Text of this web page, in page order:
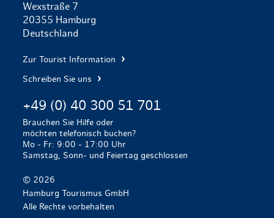
Wexstraße 7
20355 Hamburg
Deutschland
Zur Tourist Information
Schreiben Sie uns
+49 (0) 40 300 51 701
Brauchen Sie Hilfe oder
möchten telefonisch buchen?
Mo - Fr: 9:00 - 17:00 Uhr
Samstag, Sonn- und Feiertag geschlossen
© 2026
Hamburg Tourismus GmbH
Alle Rechte vorbehalten